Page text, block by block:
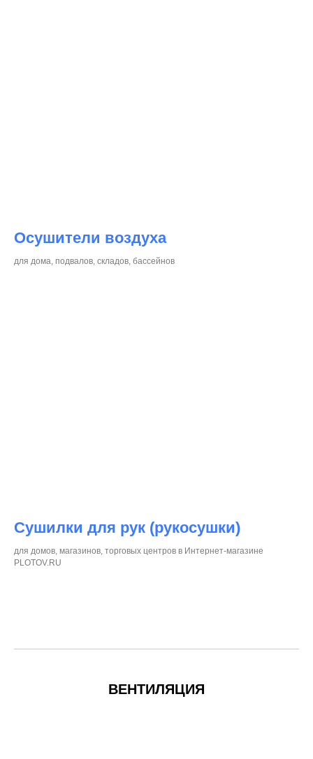
Осушители воздуха
для дома, подвалов, складов, бассейнов
Сушилки для рук (рукосушки)
для домов, магазинов, торговых центров в Интернет-магазине
PLOTOV.RU
ВЕНТИЛЯЦИЯ